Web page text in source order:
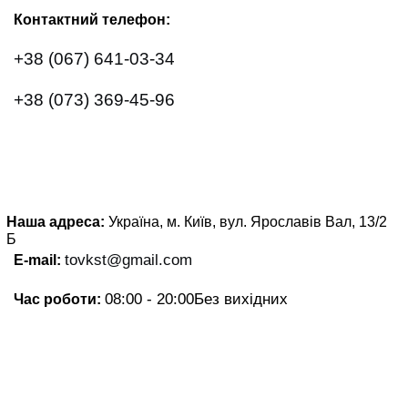
Контактний телефон:
+38 (067) 641-03-34
+38 (073) 369-45-96
Наша адреса: Україна, м. Київ, вул. Ярославів Вал, 13/2
Б
E-mail: tovkst@gmail.com
Час роботи: 08:00 - 20:00Без вихідних